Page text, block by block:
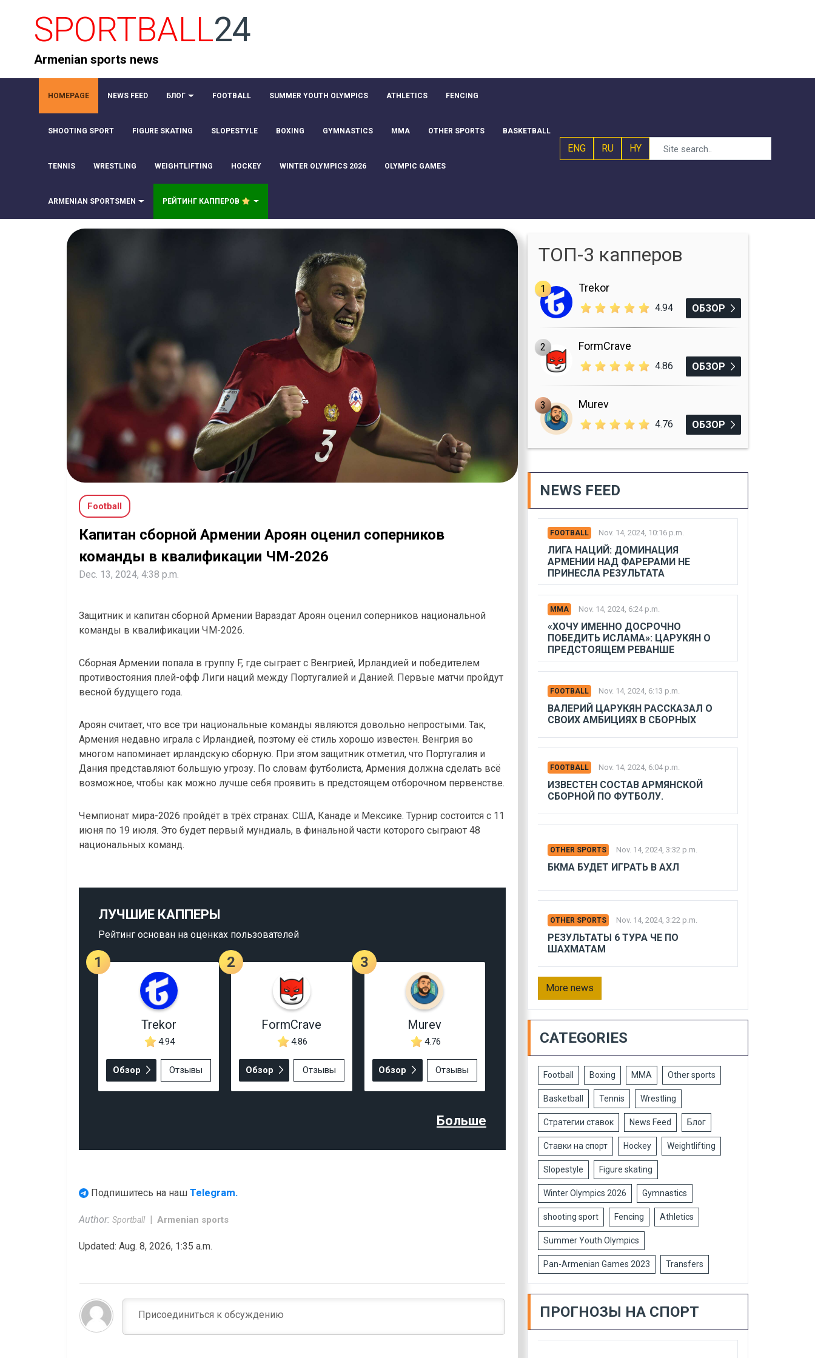
SPORTBALL24
Armenian sports news
HOMEPAGE NEWS FEED БЛОГ FOOTBALL SUMMER YOUTH OLYMPICS ATHLETICS FENCING
SHOOTING SPORT FIGURE SKATING SLOPESTYLE BOXING GYMNASTICS MMA OTHER SPORTS BASKETBALL
TENNIS WRESTLING WEIGHTLIFTING HOCKEY WINTER OLYMPICS 2026 OLYMPIC GAMES
ARMENIAN SPORTSMEN РЕЙТИНГ КАППЕРОВ
ENG RU HY
Football
Капитан сборной Армении Ароян оценил соперников
команды в квалификации ЧМ-2026
Dec. 13, 2024, 4:38 p.m.
Защитник и капитан сборной Армении Вараздат Ароян оценил соперников национальной
команды в квалификации ЧМ-2026.
Сборная Армении попала в группу F, где сыграет с Венгрией, Ирландией и победителем
противостояния плей-офф Лиги наций между Португалией и Данией. Первые матчи пройдут
весной будущего года.
Ароян считает, что все три национальные команды являются довольно непростыми. Так,
Армения недавно играла с Ирландией, поэтому её стиль хорошо известен. Венгрия во
многом напоминает ирландскую сборную. При этом защитник отметил, что Португалия и
Дания представляют большую угрозу. По словам футболиста, Армения должна сделать всё
возможное, чтобы как можно лучше себя проявить в предстоящем отборочном первенстве.
Чемпионат мира-2026 пройдёт в трёх странах: США, Канаде и Мексике. Турнир состоится с 11
июня по 19 июля. Это будет первый мундиаль, в финальной части которого сыграют 48
национальных команд.
ЛУЧШИЕ КАППЕРЫ
Рейтинг основан на оценках пользователей
1
Trekor
4.94
Обзор Отзывы
2
FormCrave
4.86
Обзор Отзывы
3
Murev
4.76
Обзор Отзывы
Больше
Подпишитесь на наш Telegram.
Author: Sportball Armenian sports
Updated: Aug. 8, 2026, 1:35 a.m.
ТОП-3 капперов
1 Trekor
4.94 ОБЗОР
2 FormCrave
4.86 ОБЗОР
3 Murev
4.76 ОБЗОР
NEWS FEED
FOOTBALL Nov. 14, 2024, 10:16 p.m.
ЛИГА НАЦИЙ: ДОМИНАЦИЯ
АРМЕНИИ НАД ФАРЕРАМИ НЕ
ПРИНЕСЛА РЕЗУЛЬТАТА
MMA Nov. 14, 2024, 6:24 p.m.
«ХОЧУ ИМЕННО ДОСРОЧНО
ПОБЕДИТЬ ИСЛАМА»: ЦАРУКЯН О
ПРЕДСТОЯЩЕМ РЕВАНШЕ
FOOTBALL Nov. 14, 2024, 6:13 p.m.
ВАЛЕРИЙ ЦАРУКЯН РАССКАЗАЛ О
СВОИХ АМБИЦИЯХ В СБОРНЫХ
FOOTBALL Nov. 14, 2024, 6:04 p.m.
ИЗВЕСТЕН СОСТАВ АРМЯНСКОЙ
СБОРНОЙ ПО ФУТБОЛУ.
OTHER SPORTS Nov. 14, 2024, 3:32 p.m.
БКМА БУДЕТ ИГРАТЬ В АХЛ
OTHER SPORTS Nov. 14, 2024, 3:22 p.m.
РЕЗУЛЬТАТЫ 6 ТУРА ЧЕ ПО
ШАХМАТАМ
More news
CATEGORIES
Football Boxing MMA Other sports
Basketball Tennis Wrestling
Стратегии ставок News Feed Блог
Ставки на спорт Hockey Weightlifting
Slopestyle Figure skating
Winter Olympics 2026 Gymnastics
shooting sport Fencing Athletics
Summer Youth Olympics
Pan-Armenian Games 2023 Transfers
ПРОГНОЗЫ НА СПОРТ